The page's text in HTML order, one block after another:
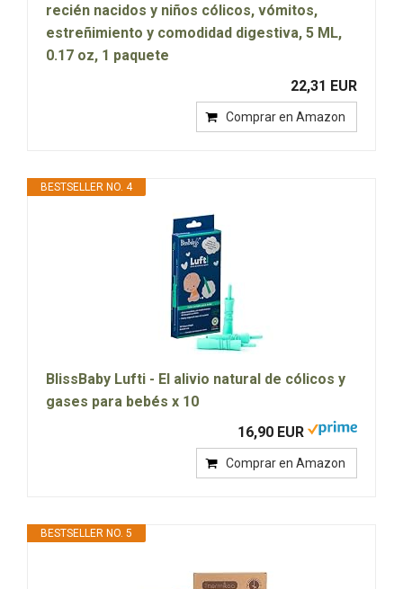
recién nacidos y niños cólicos, vómitos,
estreñimiento y comodidad digestiva, 5 ML,
0.17 oz, 1 paquete
22,31 EUR
Comprar en Amazon
BESTSELLER NO. 4
BlissBaby Lufti - El alivio natural de cólicos y
gases para bebés x 10
16,90 EUR
Comprar en Amazon
BESTSELLER NO. 5